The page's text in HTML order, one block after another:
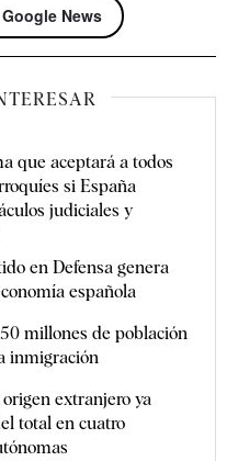
News
que aceptará a todos
si España
judiciales y
en Defensa genera
española
millones de población
inmigración
extranjero ya
total en cuatro